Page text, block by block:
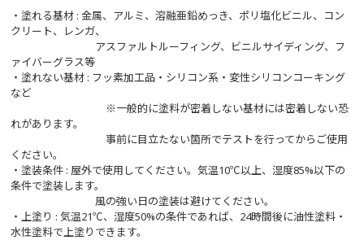
・塗れる基材 : 金属、アルミ、溶融亜鉛めっき、ポリ塩化ビニル、コン
クリート、レンガ、
アスファルトルーフィング、ビニルサイディング、フ
ァイバーグラス等
・塗れない基材 : フッ素加工品・シリコン系・変性シリコンコーキング
など
※一般的に塗料が密着しない基材には密着しない恐
れがあります。
事前に目立たない箇所でテストを行ってからご使用
ください。
・塗装条件 : 屋外で使用してください。気温10℃以上、湿度85%以下の
条件で塗装します。
風の強い日の塗装は避けてください。
・上塗り : 気温21℃、湿度50%の条件であれば、24時間後に油性塗料・
水性塗料で上塗りできます。